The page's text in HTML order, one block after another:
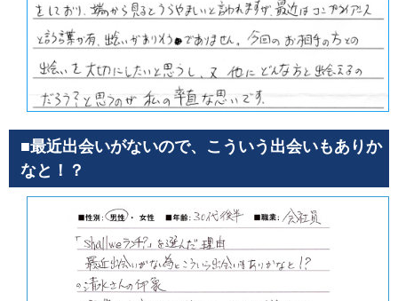
■最近出会いがないので、こういう出会いもありか
なと！？